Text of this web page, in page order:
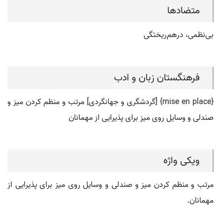
متضادها
بی‌نظمی، درهم‌ریختگی
فرهنگستان زبان و ادب
{mise en place} [گردشگری و جهانگردی] مرتب و منظم کردن میز و
صندلی و وسایل روی میز برای پذیرایی از مهمانان
ویکی واژه
مرتب و منظم کردن میز و صندلی و وسایل روی میز برای پذیرایی از
مهمانان.